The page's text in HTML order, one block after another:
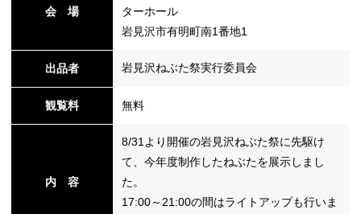
会 場
ターホール
岩見沢市有明町南1番地1
出品者 岩見沢ねぶた祭実行委員会
観覧料 無料
内 容
8/31より開催の岩見沢ねぶた祭に先駆け
て、今年度制作したねぶたを展示しまし
た。
17:00～21:00の間はライトアップも行いま